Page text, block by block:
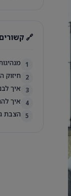
🔗
1
2 חיזוק
3 איך
4 איך
5 הצבת